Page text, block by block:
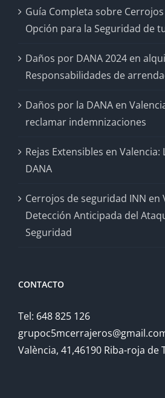
Guía Completa sobre
Opción para la Seguridad de
Daños por DANA 2024 en
Responsabilidades de
Daños por la DANA en
reclamar indemnizaciones
Rejas Extensibles en
DANA
Cerrojos de seguridad INN en
Detección Anticipada del
Seguridad
CONTACTO
Tel: 648 825 126
València, 41,46190 Riba-roja de